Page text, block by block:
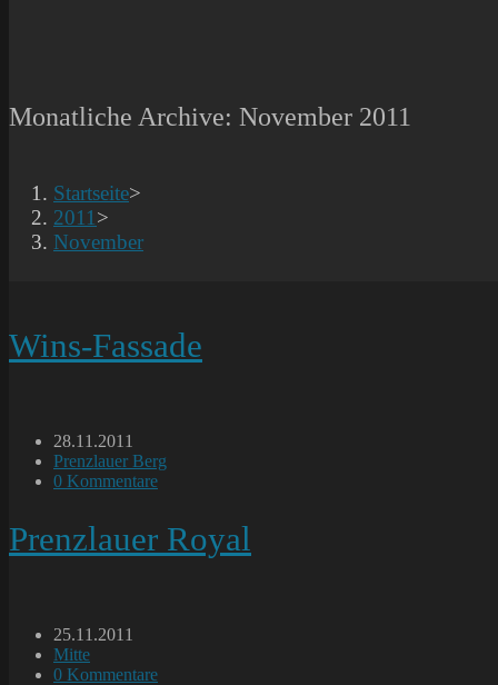
Monatliche Archive: November 2011
Startseite>
2011 >
November
Wins-Fassade
Beitrag
veröffentlicht:
28.11.2011
Beitrags-
Kategorie:
Prenzlauer Berg
Beitrags-
0 Kommentare
Prenzlauer Royal
Beitrag
veröffentlicht:
25.11.2011
Beitrags-
Kategorie:
Mitte
Beitrags-
0 Kommentare